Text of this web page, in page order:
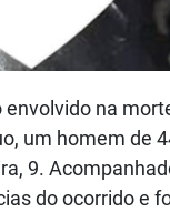
na
um homem de
9.
do ocorrido e